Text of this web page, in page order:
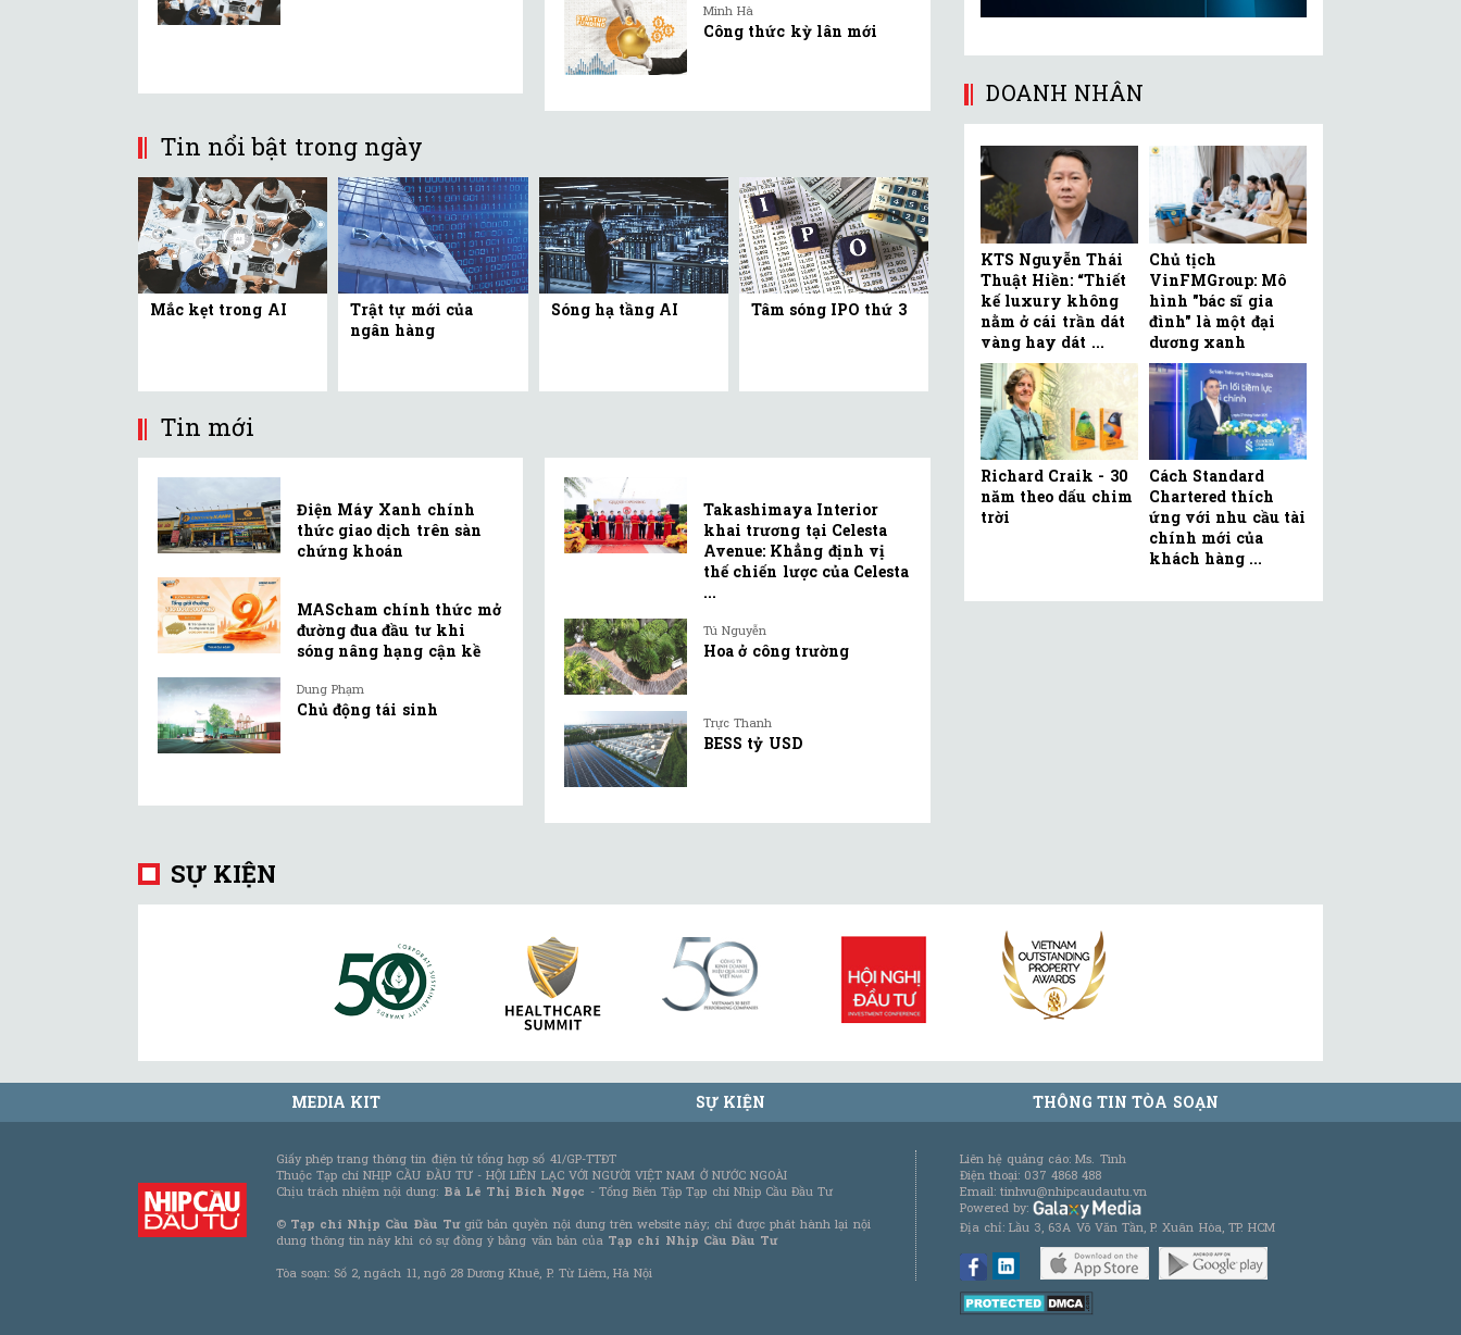
Minh Hà
Công thức kỳ lân mới
Tin nổi bật trong ngày
Mắc kẹt trong AI
Trật tự mới của
ngân hàng
Sóng hạ tầng AI Tâm sóng IPO thứ 3
Tin mới
Điện Máy Xanh chính
thức giao dịch trên sàn
chứng khoán
MAScham chính thức mở
đường đua đầu tư khi
sóng nâng hạng cận kề
Dung Phạm
Chủ động tái sinh
Takashimaya Interior
khai trương tại Celesta
Avenue: Khẳng định vị
thế chiến lược của Celesta
...
Tú Nguyễn
Hoa ở công trường
Trực Thanh
BESS tỷ USD
DOANH NHÂN
KTS Nguyễn Thái
Thuật Hiền: “Thiết
kế luxury không
nằm ở cái trần dát
vàng hay dát ...
Chủ tịch
VinFMGroup: Mô
hình "bác sĩ gia
đình" là một đại
dương xanh
Richard Craik - 30
năm theo dấu chim
trời
Cách Standard
Chartered thích
ứng với nhu cầu tài
chính mới của
khách hàng ...
SỰ KIỆN
MEDIA KIT SỰ KIỆN THÔNG TIN TÒA SOẠN
Giấy phép trang thông tin điện tử tổng hợp số 41/GP-TTĐT
Thuộc Tạp chí NHỊP CẦU ĐẦU TƯ - HỘI LIÊN LẠC VỚI NGƯỜI VIỆT NAM Ở NƯỚC NGOÀI
Chịu trách nhiệm nội dung: Bà Lê Thị Bích Ngọc - Tổng Biên Tập Tạp chí Nhịp Cầu Đầu Tư
© Tạp chí Nhịp Cầu Đầu Tưgiữ bản quyền nội dung trên website này; chỉ được phát hành lại nội
dung thông tin này khi có sự đồng ý bằng văn bản của Tạp chí Nhịp Cầu Đầu Tư
Tòa soạn: Số 2, ngách 11, ngõ 28 Dương Khuê, P. Từ Liêm, Hà Nội
Liên hệ quảng cáo: Ms. Tình
Điện thoại: 037 4868 488
Email: tinhvu@nhipcaudautu.vn
Powered by:
Địa chỉ: Lầu 3, 63A Võ Văn Tần, P. Xuân Hòa, TP. HCM